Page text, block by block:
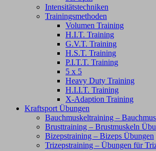
Intensitätstechniken
Trainingsmethoden
Volumen Training
H.I.T. Training
G.V.T. Training
H.S.T. Training
P.I.T.T. Training
5 x 5
Heavy Duty Training
H.I.I.T. Training
X-Adaption Training
Kraftsport Übungen
Bauchmuskeltraining –
Brusttraining – Brustmuskeln
Bizepstraining – Bizeps Übungen
Trizepstraining – Übungen für